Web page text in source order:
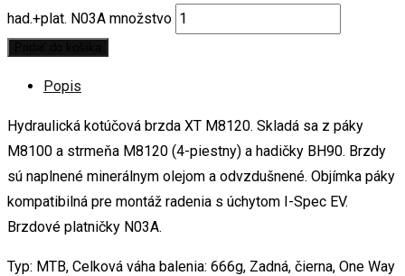
had.+plat. N03A množstvo
Popis
Hydraulická kotúčová brzda XT M8120. Skladá sa z páky
M8100 a strmeňa M8120 (4-piestny) a hadičky BH90. Brzdy
sú naplnené minerálnym olejom a odvzdušnené. Objímka páky
kompatibilná pre montáž radenia s úchytom I-Spec EV.
Brzdové platničky N03A.
Typ: MTB, Celková váha balenia: 666g, Zadná, čierna, One Way